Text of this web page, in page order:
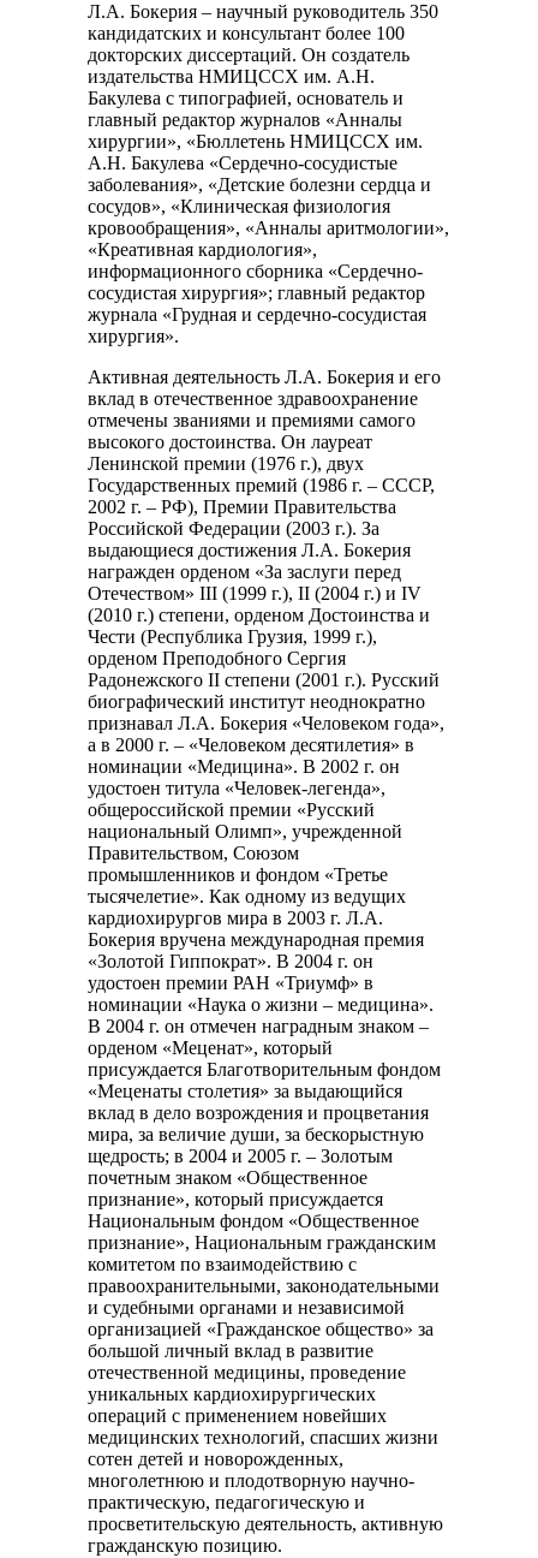
Л.А. Бокерия – научный руководитель 350
кандидатских и консультант более 100
докторских диссертаций. Он создатель
издательства НМИЦССХ им. А.Н.
Бакулева с типографией, основатель и
главный редактор журналов «Анналы
хирургии», «Бюллетень НМИЦССХ им.
А.Н. Бакулева «Сердечно-сосудистые
заболевания», «Детские болезни сердца и
сосудов», «Клиническая физиология
кровообращения», «Анналы аритмологии»,
«Креативная кардиология»,
информационного сборника «Сердечно-
сосудистая хирургия»; главный редактор
журнала «Грудная и сердечно-сосудистая
хирургия».
Активная деятельность Л.А. Бокерия и его
вклад в отечественное здравоохранение
отмечены званиями и премиями самого
высокого достоинства. Он лауреат
Ленинской премии (1976 г.), двух
Государственных премий (1986 г. – СССР,
2002 г. – РФ), Премии Правительства
Российской Федерации (2003 г.). За
выдающиеся достижения Л.А. Бокерия
награжден орденом «За заслуги перед
Отечеством» III (1999 г.), II (2004 г.) и IV
(2010 г.) степени, орденом Достоинства и
Чести (Республика Грузия, 1999 г.),
орденом Преподобного Сергия
Радонежского II степени (2001 г.). Русский
биографический институт неоднократно
признавал Л.А. Бокерия «Человеком года»,
а в 2000 г. – «Человеком десятилетия» в
номинации «Медицина». В 2002 г. он
удостоен титула «Человек-легенда»,
общероссийской премии «Русский
национальный Олимп», учрежденной
Правительством, Союзом
промышленников и фондом «Третье
тысячелетие». Как одному из ведущих
кардиохирургов мира в 2003 г. Л.А.
Бокерия вручена международная премия
«Золотой Гиппократ». В 2004 г. он
удостоен премии РАН «Триумф» в
номинации «Наука о жизни – медицина».
В 2004 г. он отмечен наградным знаком –
орденом «Меценат», который
присуждается Благотворительным фондом
«Меценаты столетия» за выдающийся
вклад в дело возрождения и процветания
мира, за величие души, за бескорыстную
щедрость; в 2004 и 2005 г. – Золотым
почетным знаком «Общественное
признание», который присуждается
Национальным фондом «Общественное
признание», Национальным гражданским
комитетом по взаимодействию с
правоохранительными, законодательными
и судебными органами и независимой
организацией «Гражданское общество» за
большой личный вклад в развитие
отечественной медицины, проведение
уникальных кардиохирургических
операций с применением новейших
медицинских технологий, спасших жизни
сотен детей и новорожденных,
многолетнюю и плодотворную научно-
практическую, педагогическую и
просветительскую деятельность, активную
гражданскую позицию.